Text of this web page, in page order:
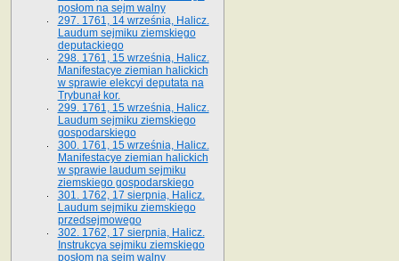
posłom na sejm walny
297. 1761, 14 września, Halicz.
Laudum sejmiku ziemskiego
deputackiego
298. 1761, 15 września, Halicz.
Manifestacye ziemian halickich
w sprawie elekcyi deputata na
Trybunał kor.
299. 1761, 15 września, Halicz.
Laudum sejmiku ziemskiego
gospodarskiego
300. 1761, 15 września, Halicz.
Manifestacye ziemian halickich
w sprawie laudum sejmiku
ziemskiego gospodarskiego
301. 1762, 17 sierpnia, Halicz.
Laudum sejmiku ziemskiego
przedsejmowego
302. 1762, 17 sierpnia, Halicz.
Instrukcya sejmiku ziemskiego
posłom na sejm walny